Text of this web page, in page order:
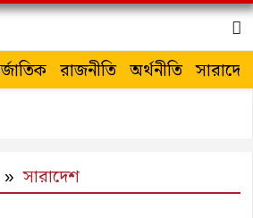
রাজনীতি অর্থনীতি সারাদেশ
সারাদেশ